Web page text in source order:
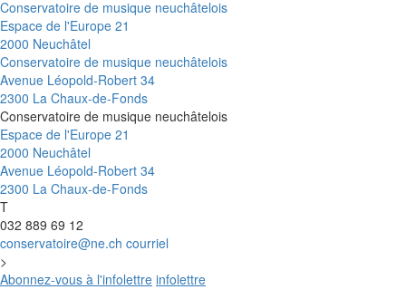
Conservatoire de musique neuchâtelois
Espace de l'Europe 21
2000 Neuchâtel
Conservatoire de musique neuchâtelois
Avenue Léopold-Robert 34
2300 La Chaux-de-Fonds
Conservatoire de musique neuchâtelois
Espace de l'Europe 21
2000 Neuchâtel
Avenue Léopold-Robert 34
2300 La Chaux-de-Fonds
T
032 889 69 12
conservatoire@ne.ch courriel
>
Abonnez-vous à l'infolettre infolettre